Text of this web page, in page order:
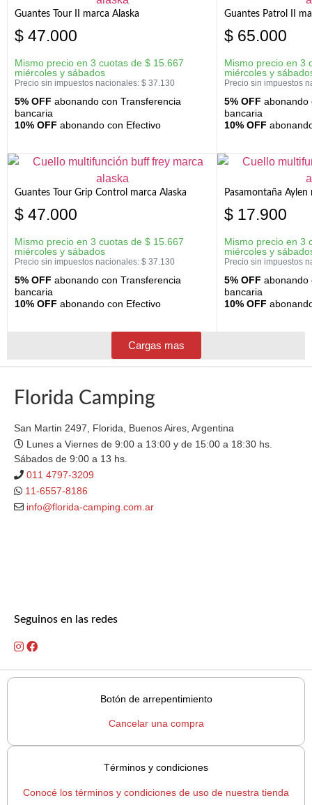
Guantes Tour II marca Alaska
$ 47.000
Mismo precio en 3 cuotas de $ 15.667
miércoles y sábados
Precio sin impuestos nacionales: $ 37.130
5% OFF abonando con Transferencia
bancaria
10% OFF abonando con Efectivo
Guantes Patrol II
$ 65.000
Mismo precio en 3
miércoles y
Precio sin impuestos
5% OFF abonando
bancaria
10% OFF
Guantes Tour Grip Control marca Alaska
$ 47.000
Mismo precio en 3 cuotas de $ 15.667
miércoles y sábados
Precio sin impuestos nacionales: $ 37.130
5% OFF abonando con Transferencia
bancaria
10% OFF abonando con Efectivo
Pasamontaña Aylen
$ 17.900
Mismo precio en 3
miércoles y
Precio sin impuestos
5% OFF abonando
bancaria
10% OFF
Cargas mas
Florida Camping
San Martin 2497, Florida, Buenos Aires, Argentina
Lunes a Viernes de 9:00 a 13:00 y de 15:00 a 18:30 hs.
Sábados de 9:00 a 13 hs.
011 4797-3209
11-6557-8186
info@florida-camping.com.ar
Seguinos en las redes
Botón de arrepentimiento
Cancelar una compra
Términos y condiciones
Conocé los términos y condiciones de uso de nuestra tienda